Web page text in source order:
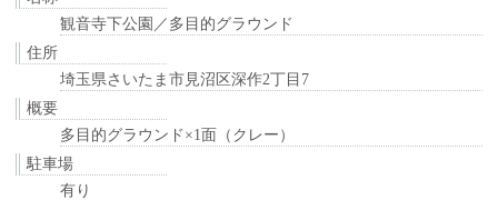
観音寺下公園／多目的グラウンド
住所
埼玉県さいたま市見沼区深作2丁目7
概要
多目的グラウンド×1面（クレー）
駐車場
有り